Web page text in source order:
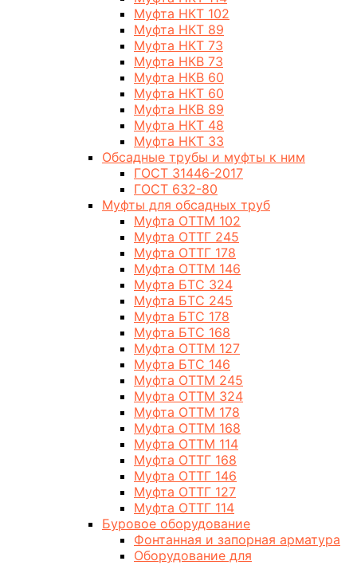
Муфта НКТ 102
Муфта НКТ 89
Муфта НКТ 73
Муфта НКВ 73
Муфта НКВ 60
Муфта НКТ 60
Муфта НКВ 89
Муфта НКТ 48
Муфта НКТ 33
Обсадные трубы и муфты к ним
ГОСТ 31446-2017
ГОСТ 632-80
Муфты для обсадных труб
Муфта ОТТМ 102
Муфта ОТТГ 245
Муфта ОТТГ 178
Муфта ОТТМ 146
Муфта БТС 324
Муфта БТС 245
Муфта БТС 178
Муфта БТС 168
Муфта ОТТМ 127
Муфта БТС 146
Муфта ОТТМ 245
Муфта ОТТМ 324
Муфта ОТТМ 178
Муфта ОТТМ 168
Муфта ОТТМ 114
Муфта ОТТГ 168
Муфта ОТТГ 146
Муфта ОТТГ 127
Муфта ОТТГ 114
Буровое оборудование
Фонтанная и запорная арматура
Оборудование для